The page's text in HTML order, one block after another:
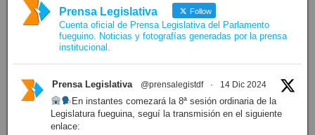
Prensa Legislativa Follow
Cuenta oficial de Prensa Legislativa del Parlamento
fueguino. Noticias y fotografías generadas por la prensa
institucional.
Prensa Legislativa @prensalegistdf · 14 Dic 2024
En instantes comezará la 8ª sesión ordinaria de la
Legislatura fueguina, seguí la transmisión en el siguiente
enlace: